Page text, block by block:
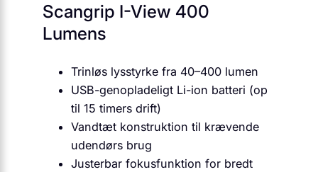
Scangrip I-View 400
Lumens
Trinløs lysstyrke fra 40–400 lumen
USB-genopladeligt Li-ion batteri (op
til 15 timers drift)
Vandtæt konstruktion til krævende
udendørs brug
Justerbar fokusfunktion for bredt